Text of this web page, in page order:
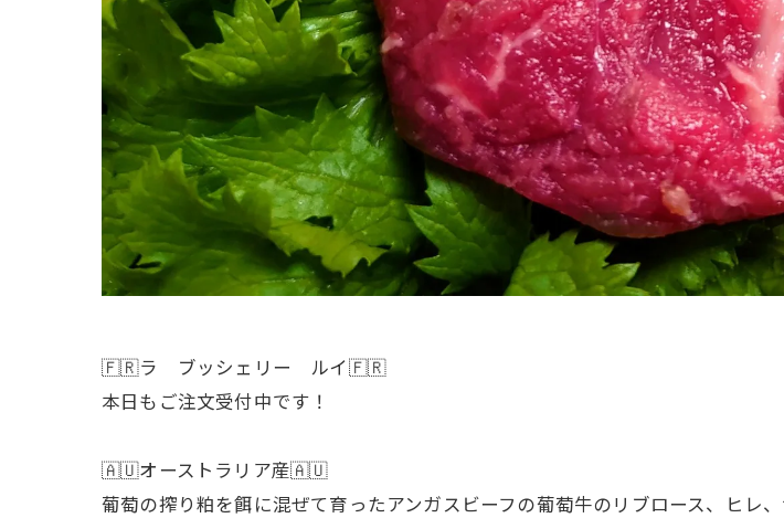
🇫🇷ラ ブッシェリー ルイ🇫🇷
本日もご注文受付中です！
🇦🇺オーストラリア産🇦🇺
葡萄の搾り粕を餌に混ぜて育ったアンガスビーフの葡萄牛のリブロース、ヒレ